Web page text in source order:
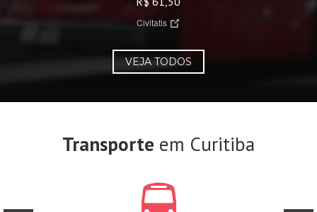
Civitatis
VEJA TODOS
Transporte em Curitiba